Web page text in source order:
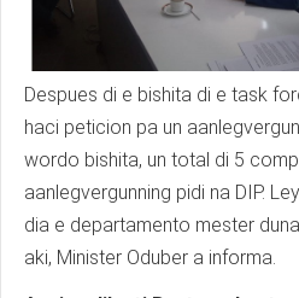
Despues di e bishita di e task
haci peticion pa un
wordo bishita, un total di 5
aanlegvergunning pidi na DIP.
dia e departamento mester
aki, Minister Oduber a informa.